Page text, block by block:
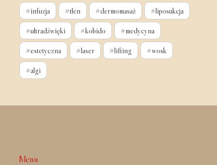
#infuzja #tlen #dermomasaż #liposukcja
#ultradźwięki #kobido #medycyna
#estetyczna #laser #lifting #wosk
#algi
Menu